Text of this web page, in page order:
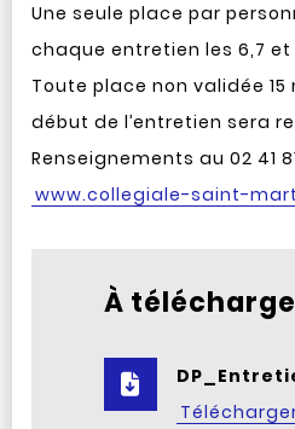
Une seule place par
chaque entretien les 6,7 et
Toute place non validée
début de l’entretien sera
Renseignements au 02 41
www.collegiale-saint-
À